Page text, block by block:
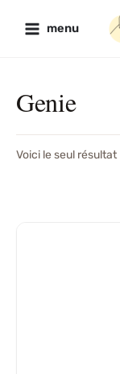
menu
Genie
Voici le seul résultat